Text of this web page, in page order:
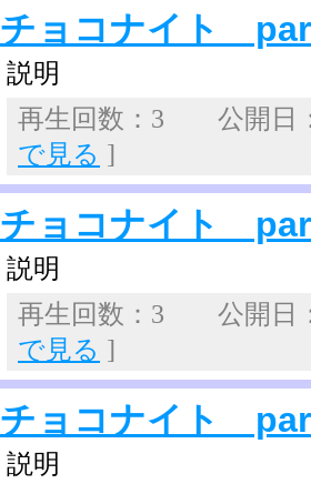
チョコナイト
説明
再生回数：3 公開
で見る ]
チョコナイト
説明
再生回数：3 公開
で見る ]
チョコナイト
説明